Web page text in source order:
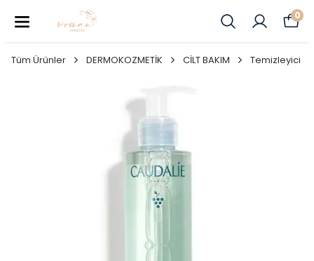
0
Tüm Ürünler DERMOKOZMETİK CİLT BAKIM Temizleyici